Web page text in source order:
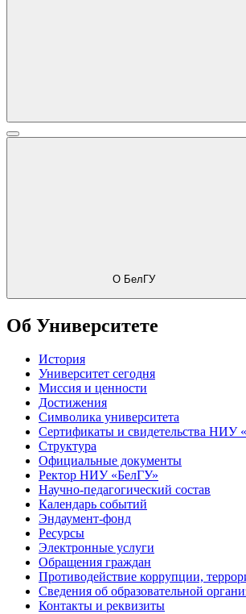
О БелГУ
Об Университете
История
Университет сегодня
Миссия и ценности
Достижения
Символика университета
Сертификаты и свидетельства НИУ
Структура
Официальные документы
Ректор НИУ «БелГУ»
Научно-педагогический состав
Календарь событий
Эндаумент-фонд
Ресурсы
Электронные услуги
Обращения граждан
Противодействие коррупции,
Сведения об образовательной
Контакты и реквизиты